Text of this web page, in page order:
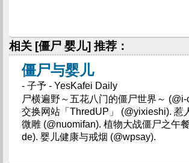
相关 [僵尸 婴儿] 推荐：
僵尸与婴儿
- 子予 - YesKafei Daily
尸横遍野～五花八门的僵尸世界～ (@i-
交换网站「ThredUP」 (@yixieshi). 惹
微雕 (@nuomifan). 植物大战僵尸之午
de). 婴儿健康与戒烟 (@wpsay).